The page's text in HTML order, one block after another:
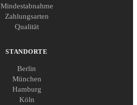
Mindestabnahme
Zahlungsarten
Qualität
STANDORTE
Berlin
München
Hamburg
Köln